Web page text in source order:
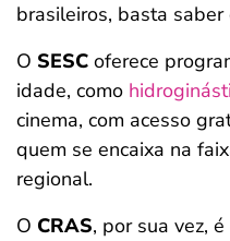
brasileiros, basta saber
O SESC oferece
idade, como
cinema, com acesso
quem se encaixa na
regional.
O CRAS, por sua vez,